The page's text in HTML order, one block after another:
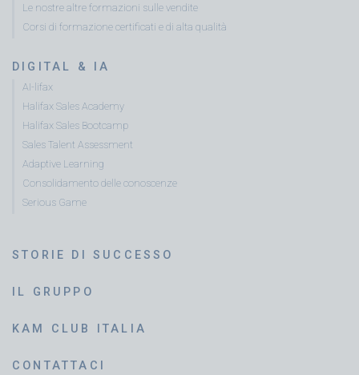
Le nostre altre formazioni sulle vendite
Corsi di formazione certificati e di alta qualità
DIGITAL & IA
AI-lifax
Halifax Sales Academy
Halifax Sales Bootcamp
Sales Talent Assessment
Adaptive Learning
Consolidamento delle conoscenze
Serious Game
STORIE DI SUCCESSO
IL GRUPPO
KAM CLUB ITALIA
CONTATTACI